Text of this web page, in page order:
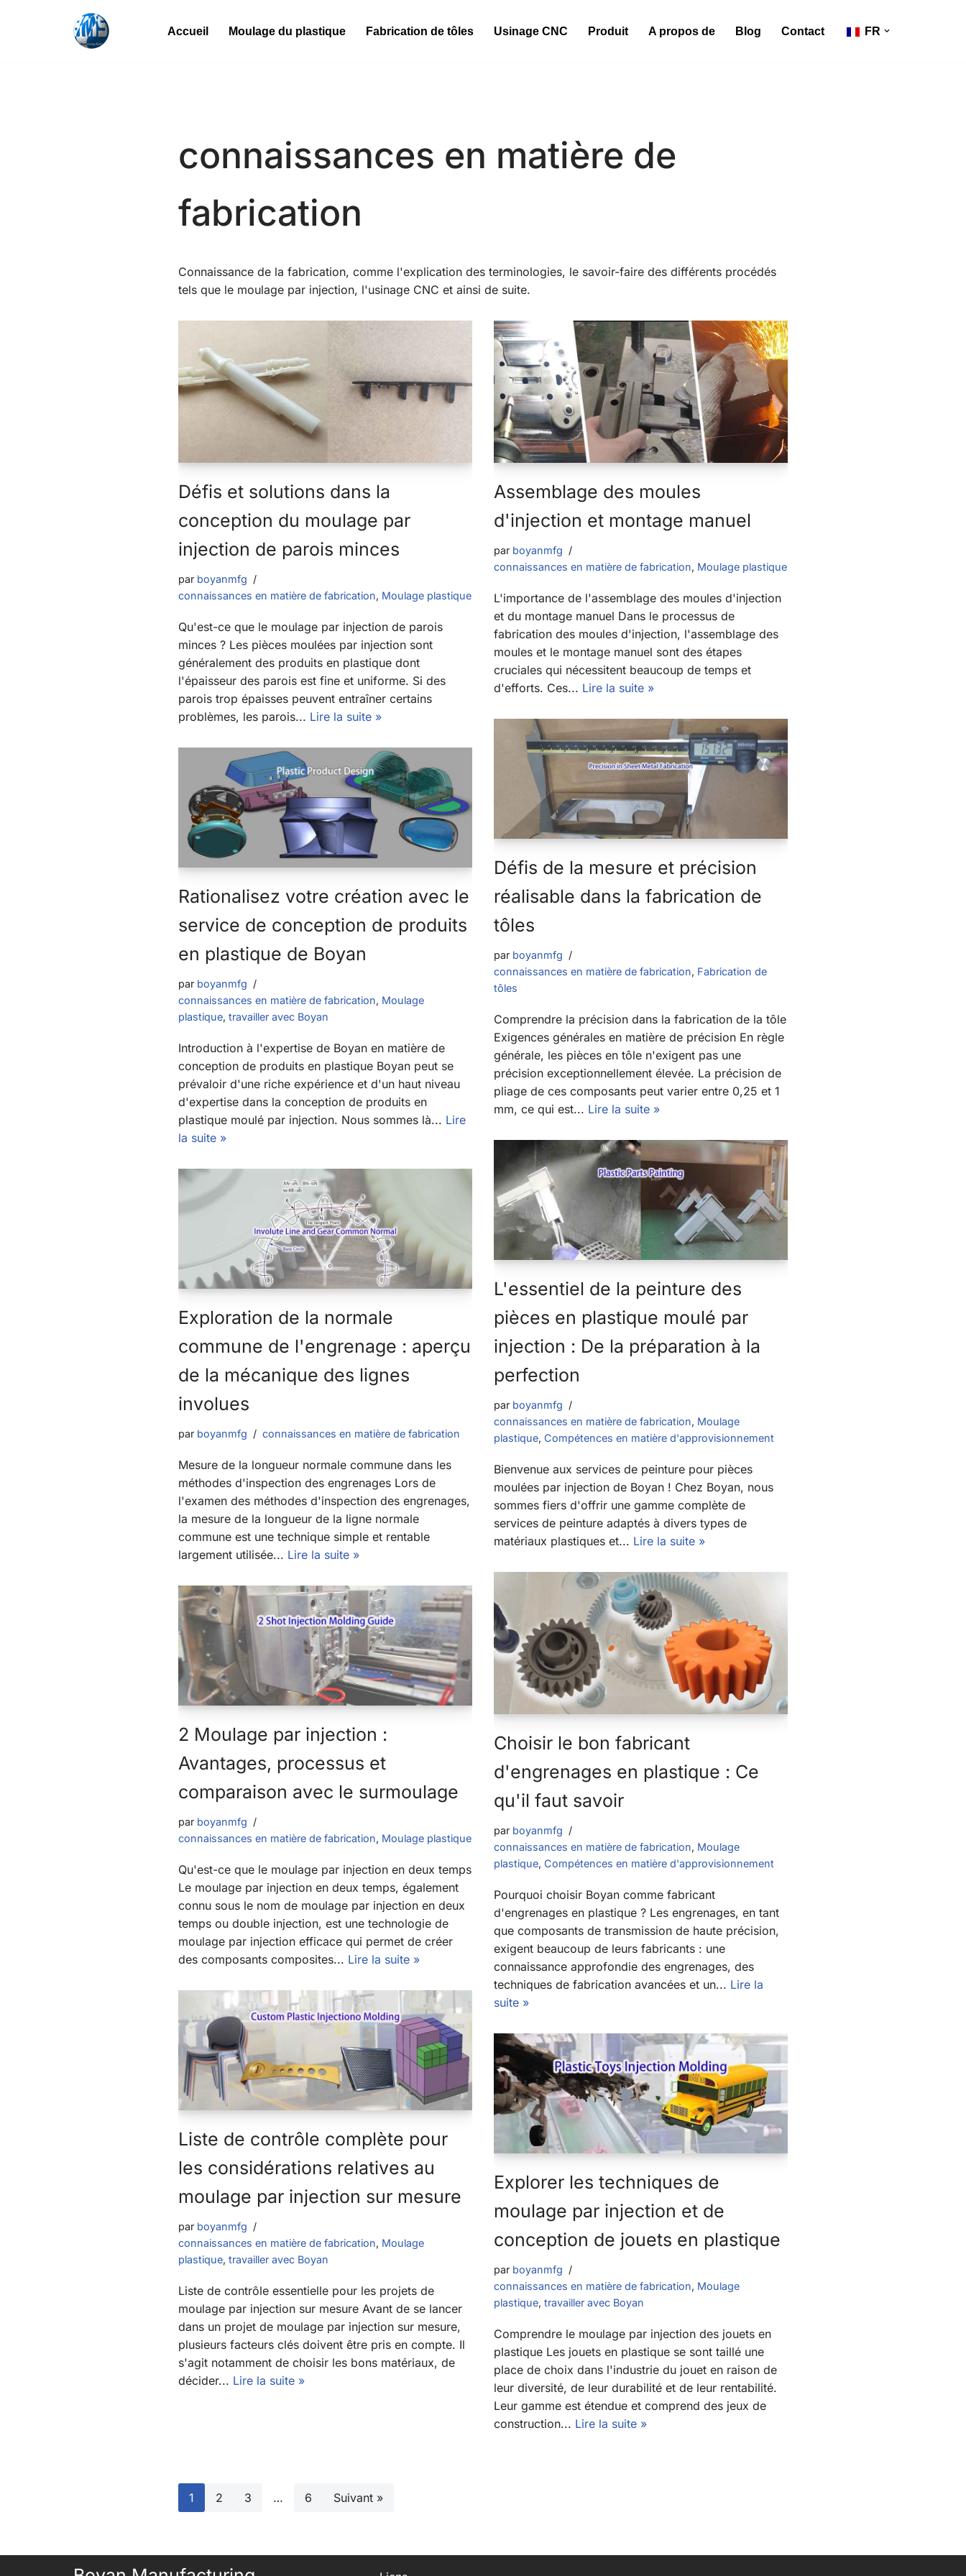
Accueil Moulage du plastique Fabrication de tôles Usinage CNC Produit A propos de Blog Contact FR
connaissances en matière de
fabrication
Connaissance de la fabrication, comme l'explication des terminologies, le savoir-faire des différents procédés
tels que le moulage par injection, l'usinage CNC et ainsi de suite.
Défis et solutions dans la
conception du moulage par
injection de parois minces
par boyanmfg
connaissances en matière de fabrication, Moulage plastique
Qu'est-ce que le moulage par injection de parois
minces ? Les pièces moulées par injection sont
généralement des produits en plastique dont
l'épaisseur des parois est fine et uniforme. Si des
parois trop épaisses peuvent entraîner certains
problèmes, les parois... Lire la suite »
Assemblage des moules
d'injection et montage manuel
par boyanmfg
connaissances en matière de fabrication, Moulage plastique
L'importance de l'assemblage des moules d'injection
et du montage manuel Dans le processus de
fabrication des moules d'injection, l'assemblage des
moules et le montage manuel sont des étapes
cruciales qui nécessitent beaucoup de temps et
d'efforts. Ces... Lire la suite »
Défis de la mesure et précision
réalisable dans la fabrication de
tôles
par boyanmfg
connaissances en matière de fabrication, Fabrication de
tôles
Comprendre la précision dans la fabrication de la tôle
Exigences générales en matière de précision En règle
générale, les pièces en tôle n'exigent pas une
précision exceptionnellement élevée. La précision de
pliage de ces composants peut varier entre 0,25 et 1
mm, ce qui est... Lire la suite »
Rationalisez votre création avec le
service de conception de produits
en plastique de Boyan
par boyanmfg
connaissances en matière de fabrication, Moulage
plastique,travailler avec Boyan
Introduction à l'expertise de Boyan en matière de
conception de produits en plastique Boyan peut se
prévaloir d'une riche expérience et d'un haut niveau
d'expertise dans la conception de produits en
plastique moulé par injection. Nous sommes là... Lire
la suite »
L'essentiel de la peinture des
pièces en plastique moulé par
injection : De la préparation à la
perfection
par boyanmfg
connaissances en matière de fabrication, Moulage
plastique, Compétences en matière d'approvisionnement
Bienvenue aux services de peinture pour pièces
moulées par injection de Boyan ! Chez Boyan, nous
sommes fiers d'offrir une gamme complète de
services de peinture adaptés à divers types de
matériaux plastiques et... Lire la suite »
Exploration de la normale
commune de l'engrenage : aperçu
de la mécanique des lignes
involues
par boyanmfg connaissances en matière de fabrication
Mesure de la longueur normale commune dans les
méthodes d'inspection des engrenages Lors de
l'examen des méthodes d'inspection des engrenages,
la mesure de la longueur de la ligne normale
commune est une technique simple et rentable
largement utilisée... Lire la suite »
Choisir le bon fabricant
d'engrenages en plastique : Ce
qu'il faut savoir
par boyanmfg
connaissances en matière de fabrication, Moulage
plastique, Compétences en matière d'approvisionnement
Pourquoi choisir Boyan comme fabricant
d'engrenages en plastique ? Les engrenages, en tant
que composants de transmission de haute précision,
exigent beaucoup de leurs fabricants : une
connaissance approfondie des engrenages, des
techniques de fabrication avancées et un... Lire la
suite »
2 Moulage par injection :
Avantages, processus et
comparaison avec le surmoulage
par boyanmfg
connaissances en matière de fabrication, Moulage plastique
Qu'est-ce que le moulage par injection en deux temps
Le moulage par injection en deux temps, également
connu sous le nom de moulage par injection en deux
temps ou double injection, est une technologie de
moulage par injection efficace qui permet de créer
des composants composites... Lire la suite »
Liste de contrôle complète pour
les considérations relatives au
moulage par injection sur mesure
par boyanmfg
connaissances en matière de fabrication, Moulage
plastique,travailler avec Boyan
Liste de contrôle essentielle pour les projets de
moulage par injection sur mesure Avant de se lancer
dans un projet de moulage par injection sur mesure,
plusieurs facteurs clés doivent être pris en compte. Il
s'agit notamment de choisir les bons matériaux, de
décider... Lire la suite »
Explorer les techniques de
moulage par injection et de
conception de jouets en plastique
par boyanmfg
connaissances en matière de fabrication, Moulage
plastique, travailler avec Boyan
Comprendre le moulage par injection des jouets en
plastique Les jouets en plastique se sont taillé une
place de choix dans l'industrie du jouet en raison de
leur diversité, de leur durabilité et de leur rentabilité.
Leur gamme est étendue et comprend des jeux de
construction... Lire la suite »
1 2 3 … 6 Suivant »